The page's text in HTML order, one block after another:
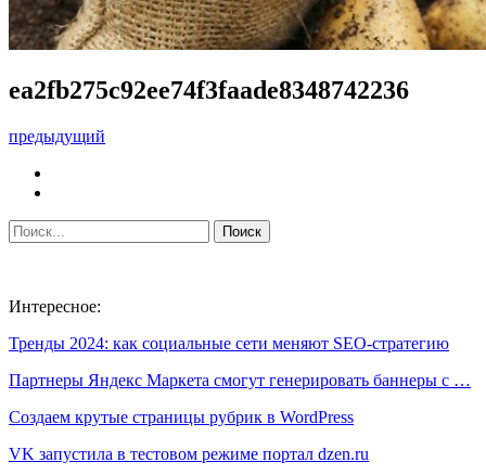
ea2fb275c92ee74f3faade8348742236
предыдущий
Интересное:
Тренды 2024: как социальные сети меняют SEO-стратегию
Партнеры Яндекс Маркета смогут генерировать баннеры с …
Создаем крутые страницы рубрик в WordPress
VK запустила в тестовом режиме портал dzen.ru